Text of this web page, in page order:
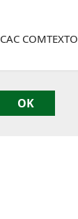
CAC COMTEXTO